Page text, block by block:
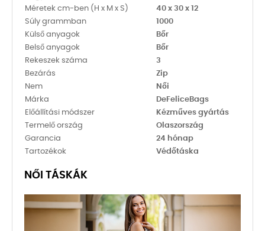
Méretek cm-ben (H x M x S)
40 x 30 x 12
Súly grammban
1000
Külső anyagok
Bőr
Belső anyagok
Bőr
Rekeszek száma
3
Bezárás
Zip
Nem
Női
Márka
DeFeliceBags
Előállítási módszer
Kézműves gyártás
Termelő ország
Olaszország
Garancia
24 hónap
Tartozékok
Védőtáska
NŐI TÁSKÁK